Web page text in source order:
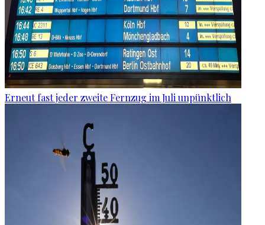
Erneut fast jeder zweite Fernzug im Juli unpünktlich